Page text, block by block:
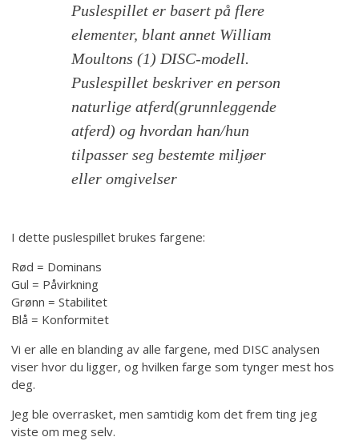
Puslespillet er basert på flere
elementer, blant annet William
Moultons (1) DISC-modell.
Puslespillet beskriver en person
naturlige atferd(grunnleggende
atferd) og hvordan han/hun
tilpasser seg bestemte miljøer
eller omgivelser
I dette puslespillet brukes fargene:
Rød = Dominans
Gul = Påvirkning
Grønn = Stabilitet
Blå = Konformitet
Vi er alle en blanding av alle fargene, med DISC analysen
viser hvor du ligger, og hvilken farge som tynger mest hos
deg.
Jeg ble overrasket, men samtidig kom det frem ting jeg
viste om meg selv.